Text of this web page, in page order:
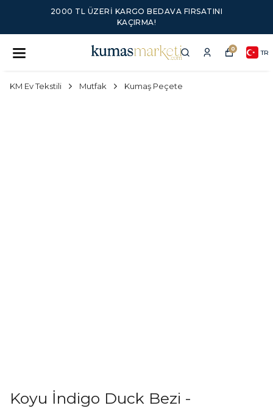
2000 TL ÜZERI KARGO BEDAVA FIRSATINI
KAÇIRMA!
0 TR
KM Ev Tekstili Mutfak Kumaş Peçete
Koyu İndigo Duck Bezi -